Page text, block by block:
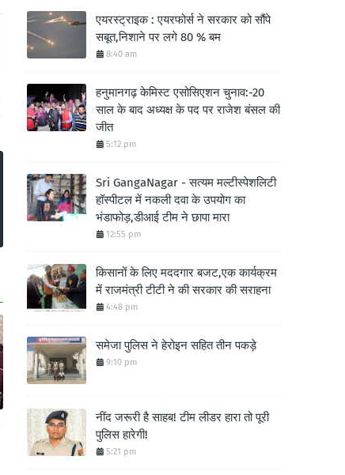
एयरस्ट्राइक : एयरफोर्स ने सरकार को सौंपे
सबूत,निशाने पर लगे 80 % बम
8:40 am
हनुमानगढ़ केमिस्ट एसोसिएशन चुनाव:-20
साल के बाद अध्यक्ष के पद पर राजेश बंसल की
जीत
5:12 pm
Sri GangaNagar - सत्यम मल्टीस्पेशलिटी
हॉस्पीटल में नकली दवा के उपयोग का
भंडाफोड़,डीआई टीम ने छापा मारा
12:55 pm
किसानों के लिए मददगार बजट,एक कार्यक्रम
में राजमंत्री टीटी ने की सरकार की सराहना
4:48 pm
समेजा पुलिस ने हेरोइन सहित तीन पकड़े
9:10 pm
नींद जरूरी है साहब! टीम लीडर हारा तो पूरी
पुलिस हारेगी!
5:21 pm